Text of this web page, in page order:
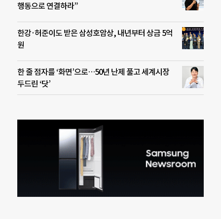
행동으로 연결하라”
한강·허준이도 받은 삼성호암상, 내년부터 상금 5억
원
한 줄 점자를 ‘화면’으로…50년 난제 풀고 세계시장
두드린 ‘닷’